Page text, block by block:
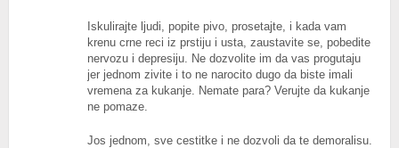
Iskulirajte ljudi, popite pivo, prosetajte, i kada vam
krenu crne reci iz prstiju i usta, zaustavite se, pobedite
nervozu i depresiju. Ne dozvolite im da vas progutaju
jer jednom zivite i to ne narocito dugo da biste imali
vremena za kukanje. Nemate para? Verujte da kukanje
ne pomaze.
Jos jednom, sve cestitke i ne dozvoli da te demoralisu.